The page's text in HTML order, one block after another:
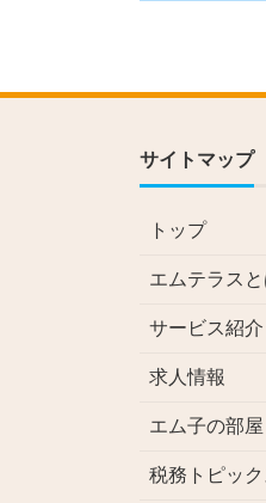
サイトマップ
トップ
エムテラス
サービス紹介
求人情報
エム子の部屋
税務トピック